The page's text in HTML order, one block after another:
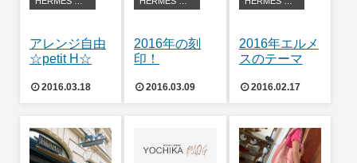
アレンジ自由
☆petit H☆
2016.03.18
2016年の刻
印！
2016.03.09
2016年エルメ
スのテーマ
2016.02.17